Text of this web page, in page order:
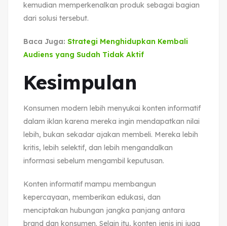
kemudian memperkenalkan produk sebagai bagian
dari solusi tersebut.
Baca Juga: Strategi Menghidupkan Kembali
Audiens yang Sudah Tidak Aktif
Kesimpulan
Konsumen modern lebih menyukai konten informatif
dalam iklan karena mereka ingin mendapatkan nilai
lebih, bukan sekadar ajakan membeli. Mereka lebih
kritis, lebih selektif, dan lebih mengandalkan
informasi sebelum mengambil keputusan.
Konten informatif mampu membangun
kepercayaan, memberikan edukasi, dan
menciptakan hubungan jangka panjang antara
brand dan konsumen. Selain itu, konten jenis ini juga